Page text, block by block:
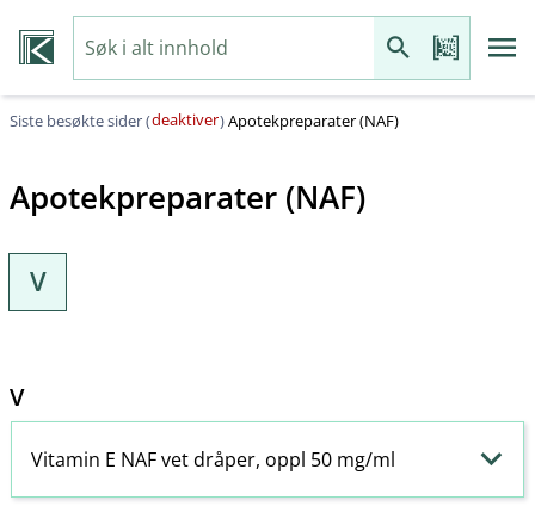
Siste besøkte sider (deaktiver)Apotekpreparater (NAF)
Apotekpreparater (NAF)
V
V
Vitamin E NAF vet dråper, oppl 50 mg/ml